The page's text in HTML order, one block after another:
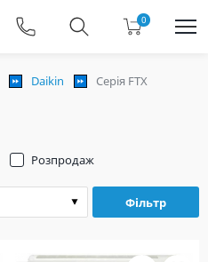
0
Daikin Серія FTX
Фільтр
Розпродаж